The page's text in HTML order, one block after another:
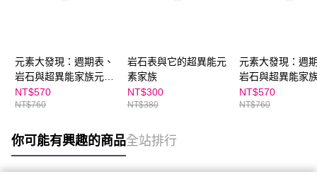
元素大發現：週期表、
岩石與超異能家族元素
圖鑑（共2書）
NT$570
NT$760
岩石表與它的超異能元
素家族
NT$300
NT$380
元素大發現：週
岩石與超異能家
圖鑑（共2書）★
爸爸推薦品項
NT$570
NT$760
你可能有興趣的商品全站排行